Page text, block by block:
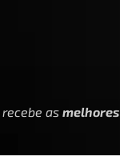
as melhores